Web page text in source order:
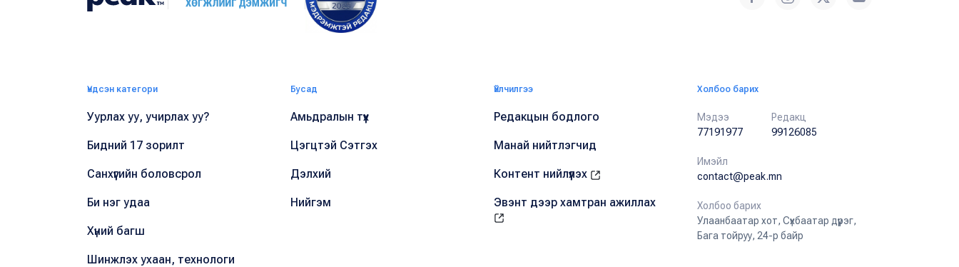
Үндсэн категори
Уурлах уу, учирлах уу?
Бидний 17 зорилт
Санхүүгийн боловсрол
Би нэг удаа
Хүний багш
Шинжлэх ухаан, технологи
Бусад
Амьдралын түүх
Цэгцтэй Сэтгэх
Дэлхий
Нийгэм
Үйлчилгээ
Редакцын бодлого
Манай нийтлэгчид
Контент нийлүүлэх
Эвэнт дээр хамтран ажиллах
Холбоо барих
Мэдээ
77191977
Редакц
99126085
Имэйл
contact@peak.mn
Холбоо барих
Улаанбаатар хот, Сүхбаатар дүүрэг,
Бага тойруу, 24-р байр